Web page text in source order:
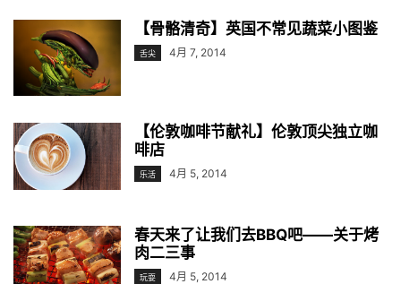
【骨骼清奇】英国不常见蔬菜小图鉴
舌尖 4月 7, 2014
【伦敦咖啡节献礼】伦敦顶尖独立咖
啡店
乐活 4月 5, 2014
春天来了让我们去BBQ吧——关于烤
肉二三事
玩耍 4月 5, 2014